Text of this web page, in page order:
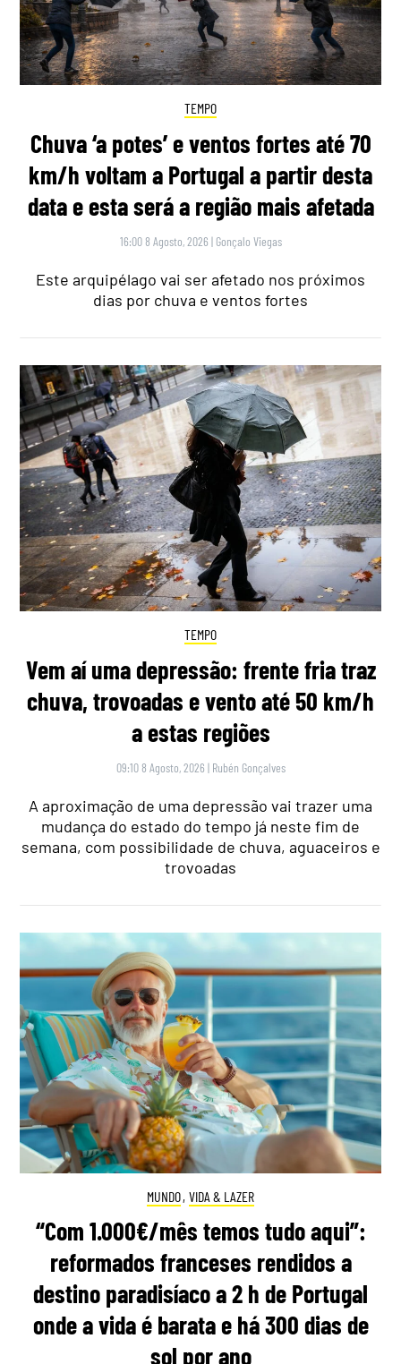
TEMPO
Chuva ‘a potes’ e ventos fortes até 70
km/h voltam a Portugal a partir desta
data e esta será a região mais afetada
16:00 8 Agosto, 2026 | Gonçalo Viegas
Este arquipélago vai ser afetado nos próximos
dias por chuva e ventos fortes
TEMPO
Vem aí uma depressão: frente fria traz
chuva, trovoadas e vento até 50 km/h
a estas regiões
09:10 8 Agosto, 2026 | Rubén Gonçalves
A aproximação de uma depressão vai trazer uma
mudança do estado do tempo já neste fim de
semana, com possibilidade de chuva, aguaceiros e
trovoadas
MUNDO, VIDA & LAZER
“Com 1.000€/mês temos tudo aqui”:
reformados franceses rendidos a
destino paradisíaco a 2 h de Portugal
onde a vida é barata e há 300 dias de
sol por ano